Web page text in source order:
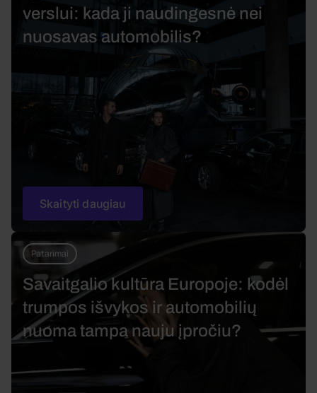
verslui: kada ji naudingesnė nei
nuosavas automobilis?
Skaityti daugiau
Patarimai
Savaitgalio kultūra Europoje: kodėl
trumpos išvykos ir automobilių
nuoma tampa nauju įpročiu?